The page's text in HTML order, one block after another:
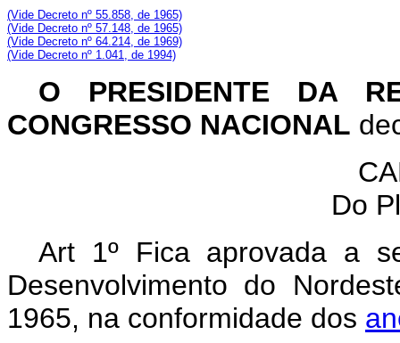
(Vide Decreto nº 55.858, de 1965)
(Vide Decreto nº 57.148, de 1965)
(Vide Decreto nº 64.214, de 1969)
(Vide Decreto nº 1.041, de 1994)
O PRESIDENTE DA
CONGRESSO NACIONAL
Do
Art 1º Fica aprovada a
Desenvolvimento do
1965, na conformidade dos